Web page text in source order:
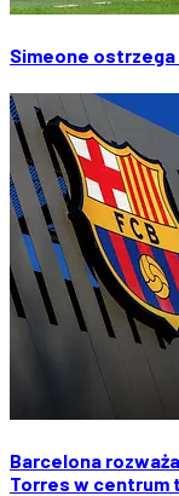
Simeone
Barcelona
Torres w centrum